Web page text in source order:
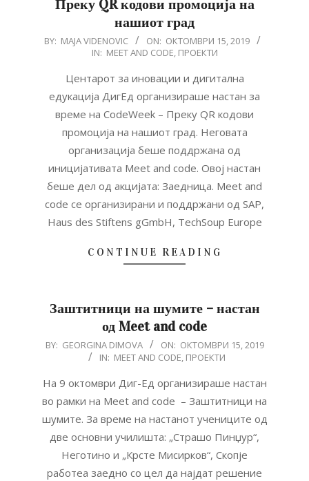
Преку QR кодови промоција на
нашиот град
2019-
BY: MAJA VIDENOVIC ON: ОКТОМВРИ 15, 2019
IN: MEET AND CODE, ПРОЕКТИ
Центарот за иновации и дигитална
едукација ДигЕд организираше настан за
време на CodeWeek – Преку QR кодови
промоција на нашиот град. Неговата
организација беше поддржана од
иницијативата Meet and code. Овој настан
беше дел од акцијата: Заедница. Meet and
code се организирани и поддржани од SAP,
Haus des Stiftens gGmbH, TechSoup Europe
CONTINUE READING
Заштитници на шумите – настан
од Meet and code
2019-
15
BY: GEORGINA DIMOVA ON: ОКТОМВРИ 15, 2019
IN: MEET AND CODE, ПРОЕКТИ
На 9 октомври Диг-Ед организираше настан
во рамки на Meet and code – Заштитници на
шумите. За време на настанот учениците од
две основни училишта: „Страшо Пинџур“,
Неготино и „Крсте Мисирков“, Скопје
работеа заедно со цел да најдат решение